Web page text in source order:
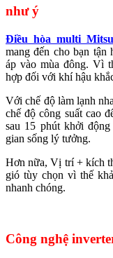
như ý
Điều hòa multi
mang đến cho bạn tận
áp vào mùa đông. Vì
hợp đối với khí hậu
Với chế độ làm lạnh
chế độ công suất cao
sau 15 phút khởi
gian sống lý tưởng.
Hơn nữa, Vị trí + kích
gió tùy chọn vì thế
nhanh chóng.
Công nghệ